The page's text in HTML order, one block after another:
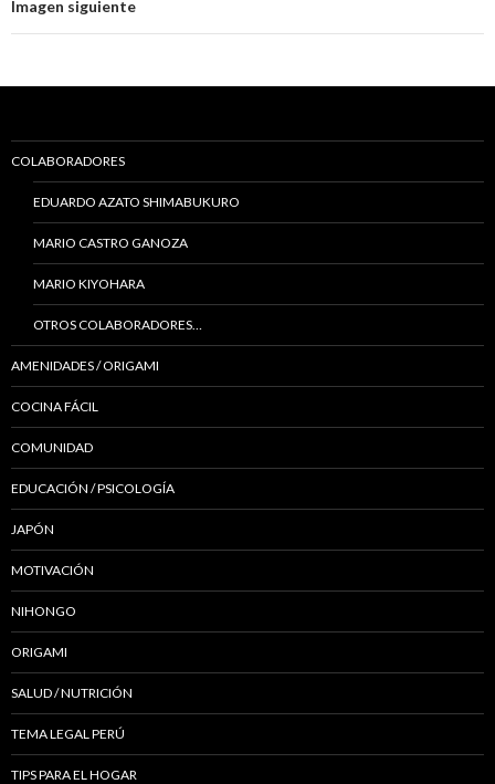
Imagen siguiente
COLABORADORES
EDUARDO AZATO SHIMABUKURO
MARIO CASTRO GANOZA
MARIO KIYOHARA
OTROS COLABORADORES…
AMENIDADES / ORIGAMI
COCINA FÁCIL
COMUNIDAD
EDUCACIÓN / PSICOLOGÍA
JAPÓN
MOTIVACIÓN
NIHONGO
ORIGAMI
SALUD / NUTRICIÓN
TEMA LEGAL PERÚ
TIPS PARA EL HOGAR